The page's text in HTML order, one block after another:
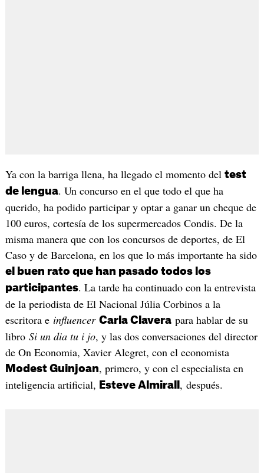
Ya con la barriga llena, ha llegado el momento del test
de lengua. Un concurso en el que todo el que ha
querido, ha podido participar y optar a ganar un cheque de
100 euros, cortesía de los supermercados Condis. De la
misma manera que con los concursos de deportes, de El
Caso y de Barcelona, en los que lo más importante ha sido
el buen rato que han pasado todos los
participantes. La tarde ha continuado con la entrevista
de la periodista de El Nacional Júlia Corbinos a la
escritora e influencer Carla Claverapara hablar de su
libro Si un dia tu i jo, y las dos conversaciones del director
de On Economia, Xavier Alegret, con el economista
Modest Guinjoan, primero, y con el especialista en
inteligencia artificial, Esteve Almirall , después.